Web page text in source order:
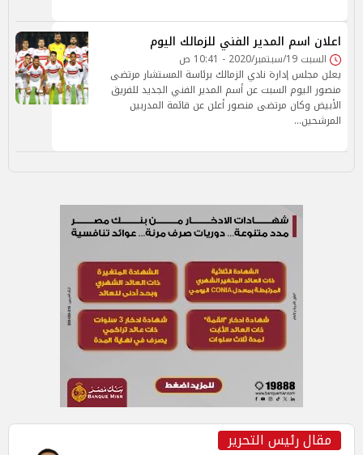
اعلان اسم المدير الفني للزمالك اليوم
السبت 19/سبتمبر/2020 - 10:41 ص
يعلن مجلس إدارة نادي الزمالك برئاسة المستشار مرتضى
منصور اليوم السبت عن أسم المدير الفني الجديد للفريق
الأبيض وكان مرتضى منصور أعلن عن قائمة المدربين
المرشحين…
مقال رئيس التحرير